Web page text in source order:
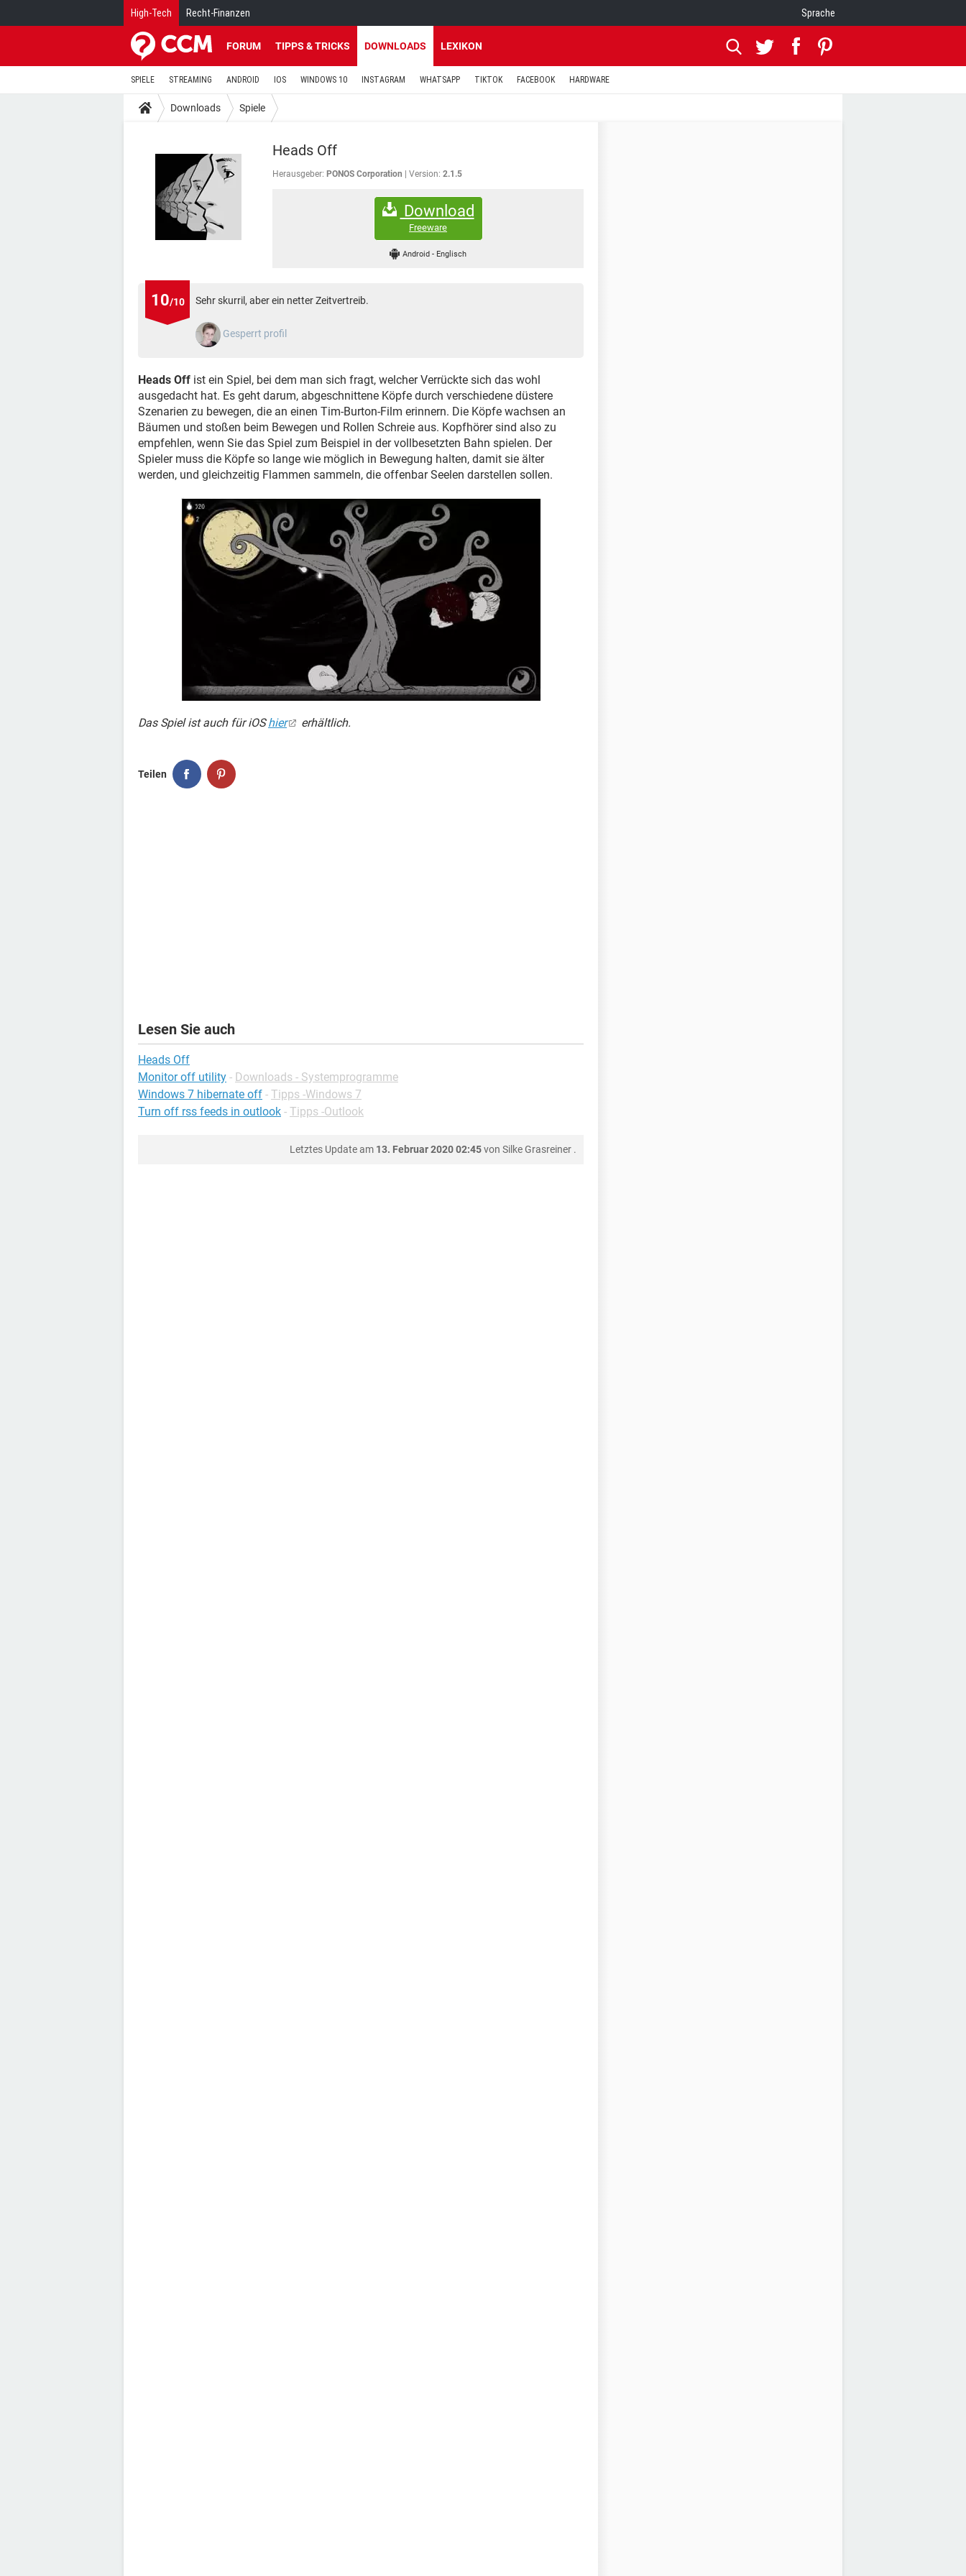
High-Tech Recht-Finanzen Sprache
FORUM TIPPS & TRICKS DOWNLOADS LEXIKON
SPIELE STREAMING ANDROID IOS WINDOWS 10 INSTAGRAM WHATSAPP TIKTOK FACEBOOK HARDWARE
Downloads Spiele
Heads Off
Herausgeber: PONOS Corporation Version: 2.1.5
Download
Freeware
Android - Englisch
10/10 Sehr skurril, aber ein netter Zeitvertreib.
Gesperrt profil
Heads Off ist ein Spiel, bei dem man sich fragt, welcher Verrückte sich das wohl
ausgedacht hat. Es geht darum, abgeschnittene Köpfe durch verschiedene düstere
Szenarien zu bewegen, die an einen Tim-Burton-Film erinnern. Die Köpfe wachsen an
Bäumen und stoßen beim Bewegen und Rollen Schreie aus. Kopfhörer sind also zu
empfehlen, wenn Sie das Spiel zum Beispiel in der vollbesetzten Bahn spielen. Der
Spieler muss die Köpfe so lange wie möglich in Bewegung halten, damit sie älter
werden, und gleichzeitig Flammen sammeln, die offenbar Seelen darstellen sollen.
Das Spiel ist auch für iOShier erhältlich.
Teilen
Lesen Sie auch
Heads Off
Monitor off utility - Downloads - Systemprogramme
Windows 7 hibernate off - Tipps -Windows 7
Turn off rss feeds in outlook - Tipps -Outlook
Letztes Update am 13. Februar 2020 02:45von Silke Grasreiner .